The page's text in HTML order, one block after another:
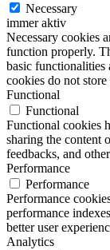
Necessary
immer aktiv
Necessary cookies
function properly.
basic functionalities
cookies do not
Functional
Functional
Functional cookies
sharing the content
feedbacks, and
Performance
Performance
Performance
performance
better user
Analytics